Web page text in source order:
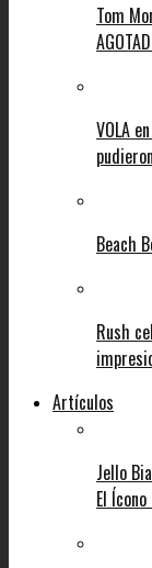
Tom
VOLA
Beach
Rush
Artículos
Jello
El